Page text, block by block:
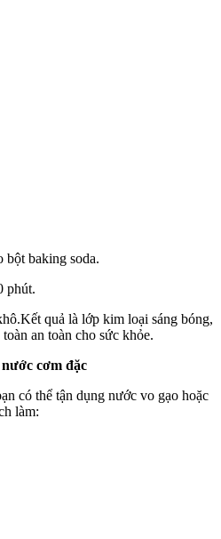
bột baking soda.
phút.
quả là lớp kim loại sáng bóng,
an toàn cho sức khỏe.
cơm đặc
có thể tận dụng nước vo gạo hoặc
làm: